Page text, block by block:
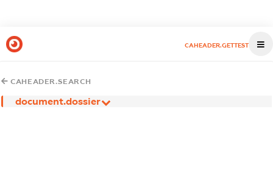
CAHEADER.GETTEST
CAHEADER.SEARCH
document.dossier